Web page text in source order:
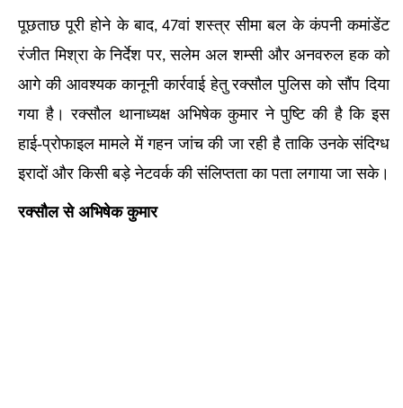
पूछताछ पूरी होने के बाद, 47वां शस्त्र सीमा बल के कंपनी कमांडेंट
रंजीत मिश्रा के निर्देश पर,सलेम अल शम्सी और अनवरुल हक को
आगे की आवश्यक कानूनी कार्रवाई हेतु रक्सौल पुलिस को सौंप दिया
गया है। रक्सौल थानाध्यक्ष अभिषेक कुमार ने पुष्टि की है कि इस
हाई-प्रोफाइल मामले में गहन जांच की जा रही है ताकि उनके संदिग्ध
इरादों और किसी बड़े नेटवर्क की संलिप्तता का पता लगाया जा सके।
रक्सौल से अभिषेक कुमार